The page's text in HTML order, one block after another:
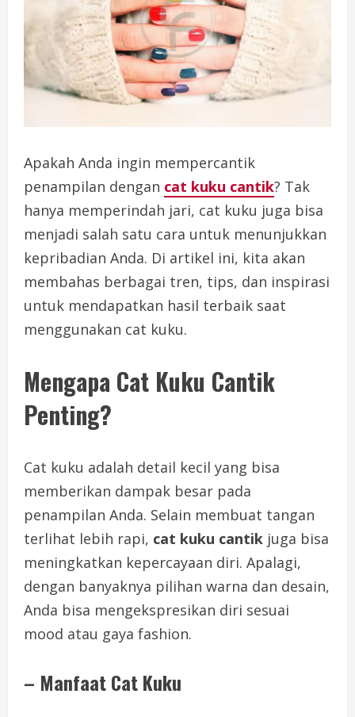
Apakah Anda ingin mempercantik
penampilan dengan cat kuku cantik? Tak
hanya memperindah jari, cat kuku juga bisa
menjadi salah satu cara untuk menunjukkan
kepribadian Anda. Di artikel ini, kita akan
membahas berbagai tren, tips, dan inspirasi
untuk mendapatkan hasil terbaik saat
menggunakan cat kuku.
Mengapa Cat Kuku Cantik
Penting?
Cat kuku adalah detail kecil yang bisa
memberikan dampak besar pada
penampilan Anda. Selain membuat tangan
terlihat lebih rapi, cat kuku cantik juga bisa
meningkatkan kepercayaan diri. Apalagi,
dengan banyaknya pilihan warna dan desain,
Anda bisa mengekspresikan diri sesuai
mood atau gaya fashion.
– Manfaat Cat Kuku